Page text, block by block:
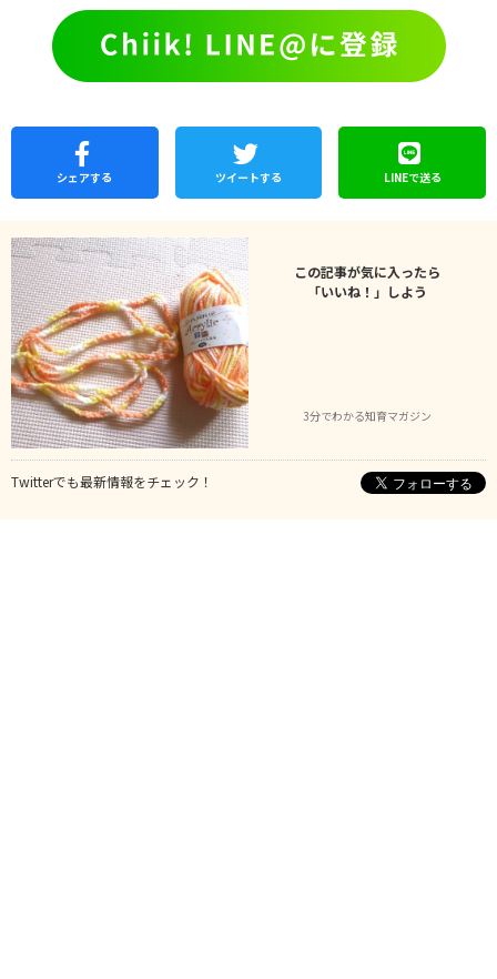
シェアする ツイートする LINEで送る
この記事が気に入ったら
「いいね！」しよう
3分でわかる知育マガジン
Twitterでも最新情報をチェック！